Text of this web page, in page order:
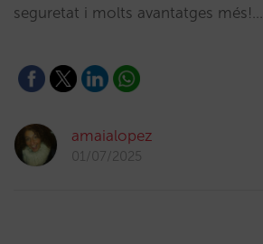
seguretat i molts avantatges més!…
amaialopez
01/07/2025